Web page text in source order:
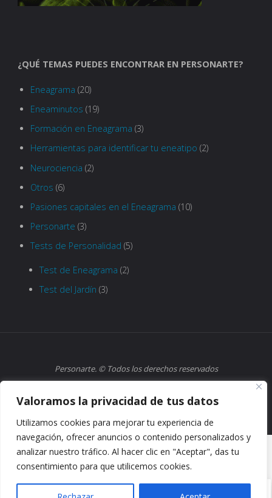
Valoramos la privacidad de tus datos
Utilizamos cookies para mejorar tu experiencia de
navegación, ofrecer anuncios o contenido personalizados y
analizar nuestro tráfico. Al hacer clic en "Aceptar", das tu
consentimiento para que utilicemos cookies.
¿QUÉ TEMAS PUEDES ENCONTRAR EN PERSONARTE?
Eneagrama (20)
Eneaminutos (19)
Formación en Eneagrama (3)
Herramientas para identificar tu eneatipo (2)
Neurociencia (2)
Otros (6)
Pasiones capitales en el Eneagrama (10)
Personarte (3)
Tests de Personalidad (5)
Test de Eneagrama (2)
Test del Jardín (3)
Personarte. © Todos los derechos reservados
.Aviso legal |Política de cookies| Política de privacidad